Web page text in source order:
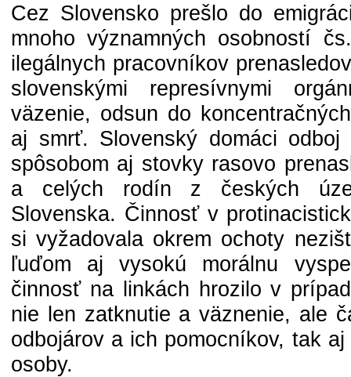
Cez Slovensko prešlo do
mnoho významných osobností
ilegálnych pracovníkov
slovenskými represívnymi
väzenie, odsun do
aj smrť. Slovenský domáci odboj
spôsobom aj stovky rasovo
a celých rodín z českých
Slovenska. Činnosť v
si vyžadovala okrem ochoty
ľuďom aj vysokú morálnu
činnosť na linkách hrozilo v
nie len zatknutie a väznenie, ale
odbojárov a ich pomocníkov, tak
osoby.